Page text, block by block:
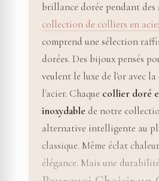
brillance dorée pendant des
collection de colliers en
comprend une sélection
dorées. Des bijoux pensés
veulent le luxe de l'or avec
l'acier. Chaque collier doré
inoxydable de notre
alternative intelligente au
classique. Même éclat
élégance. Mais une